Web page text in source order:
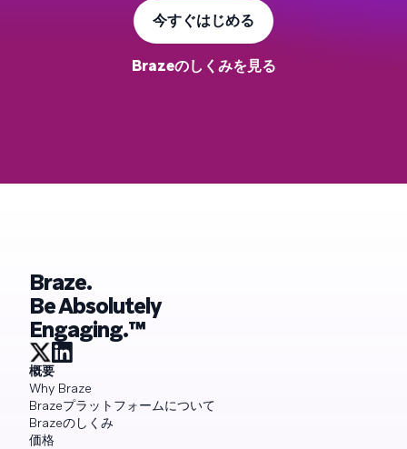
今すぐはじめる
Brazeのしくみを見る
Braze.
Be Absolutely
Engaging.™
概要
Why Braze
Brazeプラットフォームについて
Brazeのしくみ
価格